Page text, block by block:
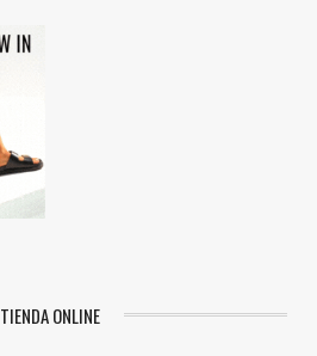
TIENDA ONLINE